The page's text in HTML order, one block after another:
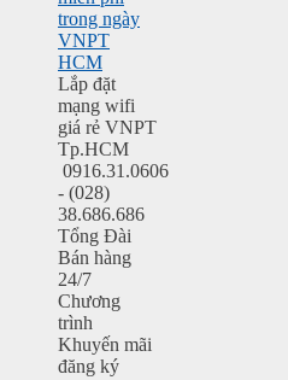
trong ngày
VNPT
HCM
Lắp đặt
mạng wifi
giá rẻ VNPT
Tp.HCM
0916.31.0606
- (028)
38.686.686
Tổng Đài
Bán hàng
24/7
Chương
trình
Khuyến mãi
đăng ký